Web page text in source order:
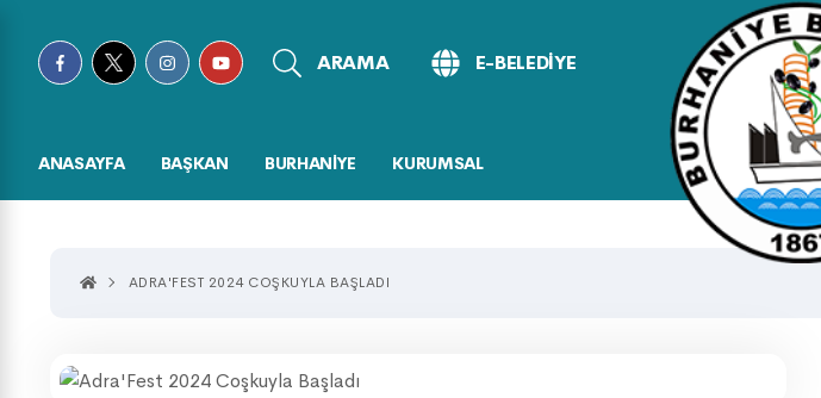
ARAMA E-BELEDİYE
ANASAYFA BAŞKAN BURHANİYE KURUMSAL
ADRA'FEST 2024 COŞKUYLA BAŞLADI